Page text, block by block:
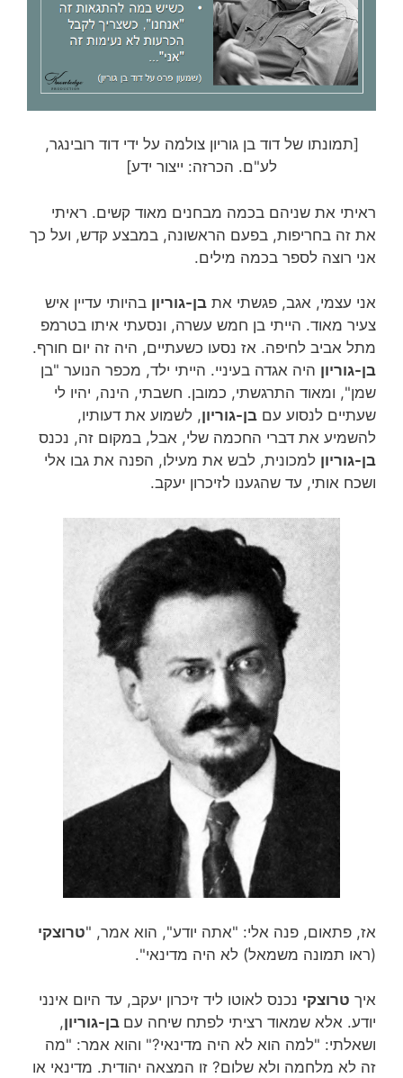
[תמונתו של דוד בן גוריון צולמה על ידי דוד רובינגר,
לע"ם. הכרזה: ייצור ידע]
ראיתי את שניהם בכמה מבחנים מאוד קשים. ראיתי
את זה בחריפות, בפעם הראשונה, במבצע קדש, ועל כך
אני רוצה לספר בכמה מילים.
אני עצמי, אגב, פגשתי את בן-גוריון בהיותי עדיין איש
צעיר מאוד. הייתי בן חמש עשרה, ונסעתי איתו בטרמפ
מתל אביב לחיפה. אז נסעו כשעתיים, היה זה יום חורף.
בן-גוריון היה אגדה בעיניי. הייתי ילד, מכפר הנוער "בן
שמן", ומאוד התרגשתי, כמובן. חשבתי, הינה, יהיו לי
שעתיים לנסוע עם בן-גוריון, לשמוע את דעותיו,
להשמיע את דברי החכמה שלי, אבל, במקום זה, נכנס
בן-גוריון למכונית, לבש את מעילו, הפנה את גבו אלי
ושכח אותי, עד שהגענו לזיכרון יעקב.
אז, פתאום, פנה אלי: "אתה יודע", הוא אמר, "טרוצקי
(ראו תמונה משמאל) לא היה מדינאי".
איך טרוצקי נכנס לאוטו ליד זיכרון יעקב, עד היום אינני
יודע. אלא שמאוד רציתי לפתח שיחה עם בן-גוריון,
ושאלתי: "למה הוא לא היה מדינאי?" והוא אמר: "מה
זה לא מלחמה ולא שלום? זו המצאה יהודית. מדינאי או